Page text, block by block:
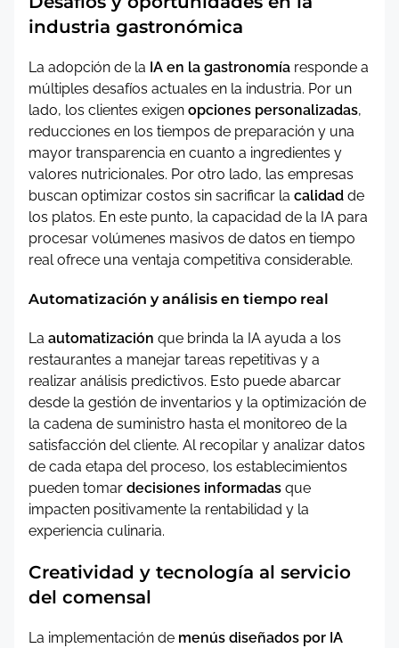
industria gastronómica
La adopción de la IA en la gastronomía responde a
múltiples desafíos actuales en la industria. Por un
lado, los clientes exigen opciones personalizadas,
reducciones en los tiempos de preparación y una
mayor transparencia en cuanto a ingredientes y
valores nutricionales. Por otro lado, las empresas
buscan optimizar costos sin sacrificar la calidad de
los platos. En este punto, la capacidad de la IA para
procesar volúmenes masivos de datos en tiempo
real ofrece una ventaja competitiva considerable.
Automatización y análisis en tiempo real
La automatización que brinda la IA ayuda a los
restaurantes a manejar tareas repetitivas y a
realizar análisis predictivos. Esto puede abarcar
desde la gestión de inventarios y la optimización de
la cadena de suministro hasta el monitoreo de la
satisfacción del cliente. Al recopilar y analizar datos
de cada etapa del proceso, los establecimientos
pueden tomar decisiones informadas que
impacten positivamente la rentabilidad y la
experiencia culinaria.
Creatividad y tecnología al servicio
del comensal
La implementación de menús diseñados por IA